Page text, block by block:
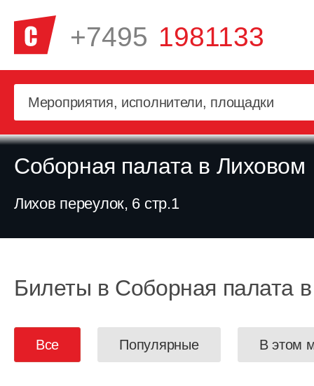
+7495 1981133
Соборная палата в Лиховом
Лихов переулок, 6 стр.1
Билеты в Соборная палата
Все Популярные В этом